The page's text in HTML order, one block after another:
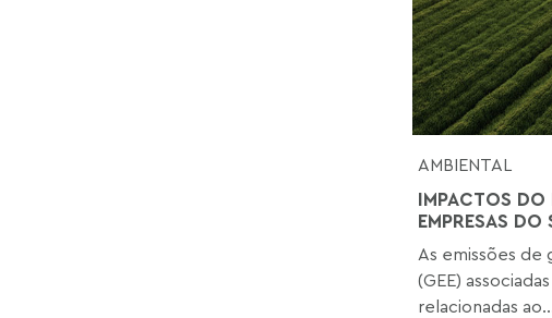
AMBIENTAL
IMPACTOS DO
EMPRESAS
As emissões de
(GEE)
relacionadas